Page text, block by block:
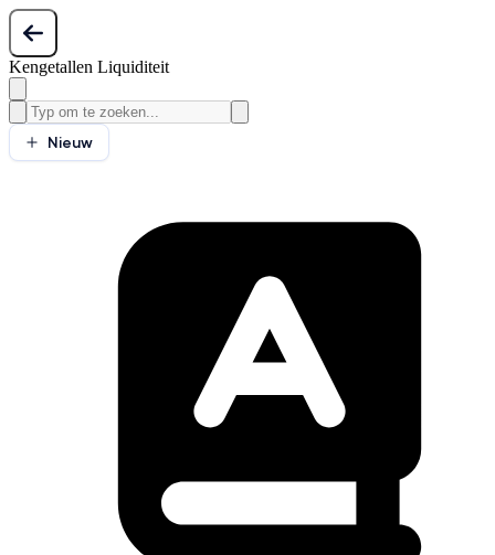
Kengetallen Liquiditeit
Nieuw